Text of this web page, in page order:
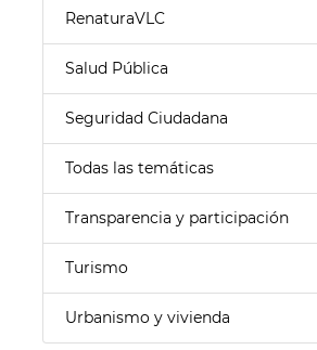
RenaturaVLC
Salud Pública
Seguridad Ciudadana
Todas las temáticas
Transparencia y participación
Turismo
Urbanismo y vivienda